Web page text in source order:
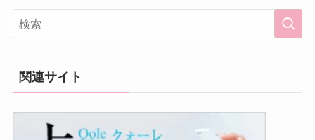
関連サイト